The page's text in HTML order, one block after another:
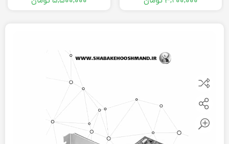
قیمت
قیمت